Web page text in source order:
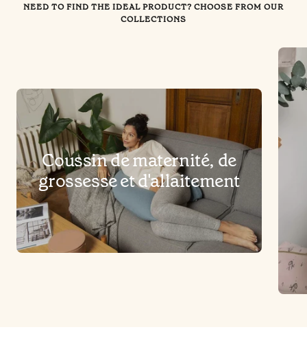
NEED TO FIND THE IDEAL PRODUCT? CHOOSE FROM OUR
COLLECTIONS
Coussin de maternité, de
grossesse et d'allaitement